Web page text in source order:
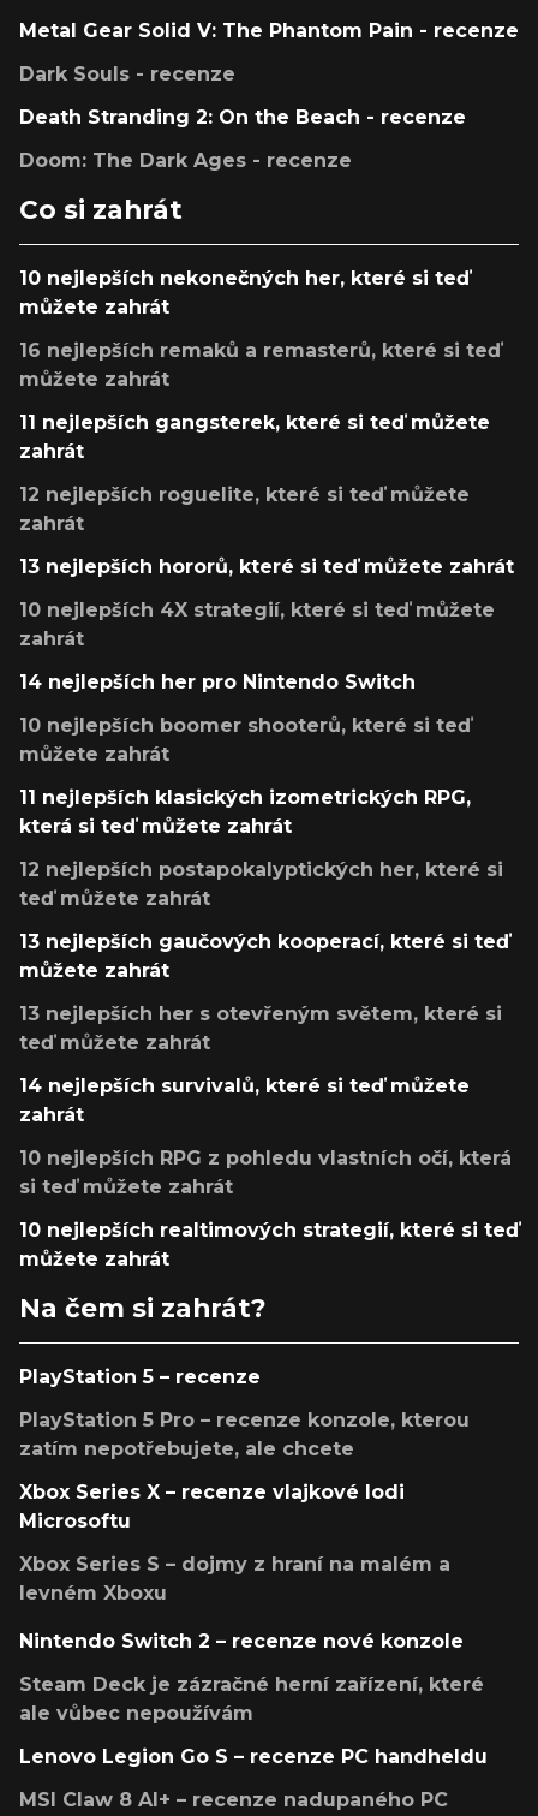
Metal Gear Solid V: The Phantom Pain - recenze
Dark Souls - recenze
Death Stranding 2: On the Beach - recenze
Doom: The Dark Ages - recenze
Co si zahrát
10 nejlepších nekonečných her, které si teď
můžete zahrát
16 nejlepších remaků a remasterů, které si teď
můžete zahrát
11 nejlepších gangsterek, které si teď můžete
zahrát
12 nejlepších roguelite, které si teď můžete
zahrát
13 nejlepších hororů, které si teď můžete zahrát
10 nejlepších 4X strategií, které si teď můžete
zahrát
14 nejlepších her pro Nintendo Switch
10 nejlepších boomer shooterů, které si teď
můžete zahrát
11 nejlepších klasických izometrických RPG,
která si teď můžete zahrát
12 nejlepších postapokalyptických her, které si
teď můžete zahrát
13 nejlepších gaučových kooperací, které si teď
můžete zahrát
13 nejlepších her s otevřeným světem, které si
teď můžete zahrát
14 nejlepších survivalů, které si teď můžete
zahrát
10 nejlepších RPG z pohledu vlastních očí, která
si teď můžete zahrát
10 nejlepších realtimových strategií, které si teď
můžete zahrát
Na čem si zahrát?
PlayStation 5 – recenze
PlayStation 5 Pro – recenze konzole, kterou
zatím nepotřebujete, ale chcete
Xbox Series X – recenze vlajkové lodi
Microsoftu
Xbox Series S – dojmy z hraní na malém a
levném Xboxu
Nintendo Switch 2 – recenze nové konzole
Steam Deck je zázračné herní zařízení, které
ale vůbec nepoužívám
Lenovo Legion Go S – recenze PC handheldu
MSI Claw 8 AI+ – recenze nadupaného PC